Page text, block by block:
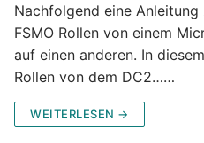
Nachfolgend eine
FSMO Rollen von einem
auf einen anderen. In
Rollen von dem DC2……
WEITERLESEN →